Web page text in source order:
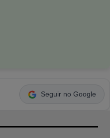
Seguir no Google